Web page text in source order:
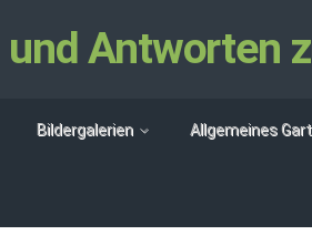
und Antworten
Bildergalerien Allgemeines